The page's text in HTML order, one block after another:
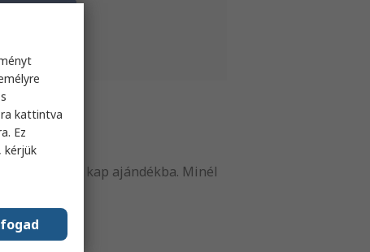
szerszámot kap ajándékba. Minél
kattintva
Ez
kérjük